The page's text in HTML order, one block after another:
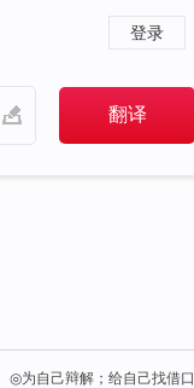
登录
◎为自己辩解；给自己找借口